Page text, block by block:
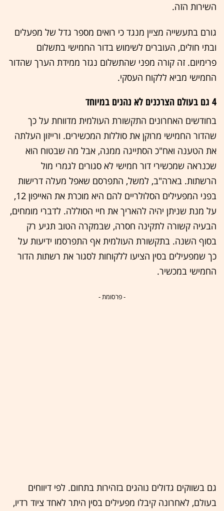
השירות הזה.
גורם בתעשייה מציין מנגד כי רואים מספר גדל של מפעלים
ובתי חולים, העוברים לשימוש בדור החמישי בתשלום
פרימיום. זה קורה מפני שהתשלום נגזר ממידת הערך שהדור
החמישי מביא ללקוח העסקי.
4 גם בעולם הצרכנים לא נהנים במיוחד
בחודשים האחרונים התקשורת העולמית מדווחת על כך
שהדור החמישי מרוקן את סוללות המכשירים. ורייזון העלתה
את הטענה ואח"כ הסתייגה ממנה, אבל מה שבטוח הוא
שכנראה שמכשירי דור חמישי לא סגורים לגמרי מול
הרשתות. בארה"ב, למשל, התפרסם שאפל מעלה דרישות
בפני המפעילים הסלולריים להם היא מוכרת את האייפון 12,
על מנת שניתן יהיה להאריך את חיי הסוללה. לדברי מומחים,
הבעיה קשורה לתקינה חסרה, שבמקרה הטוב תגיע רק
בסוף השנה. בתקשורת העולמית אף התפרסמו ידיעות על
כך שמפעילים בסין הציעו ללקוחות לסגור את רשתות הדור
החמישי במכשיר.
- פרסומת -
גם בשווקים גדולים נוהגים בזהירות בתחום. לפי דיווחים
בעולם, לאחרונה קיבלו מפעילים בסין היתר לאחד ציוד רדיו,